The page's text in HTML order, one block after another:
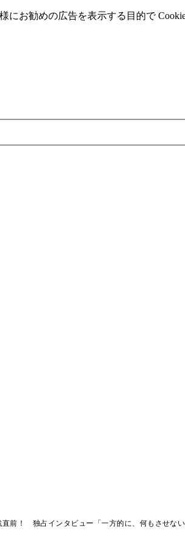
お勧めの広告を表⽰する⽬的で
前！ 独占インタビュー「一方的に、何もさせない